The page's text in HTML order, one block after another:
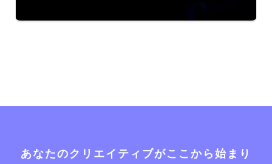
あなたのクリエイティブがここから始まり